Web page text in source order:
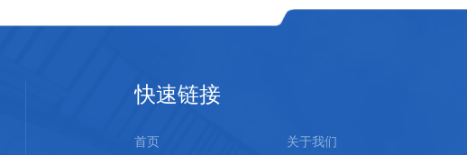
快速链接
首页 关于我们